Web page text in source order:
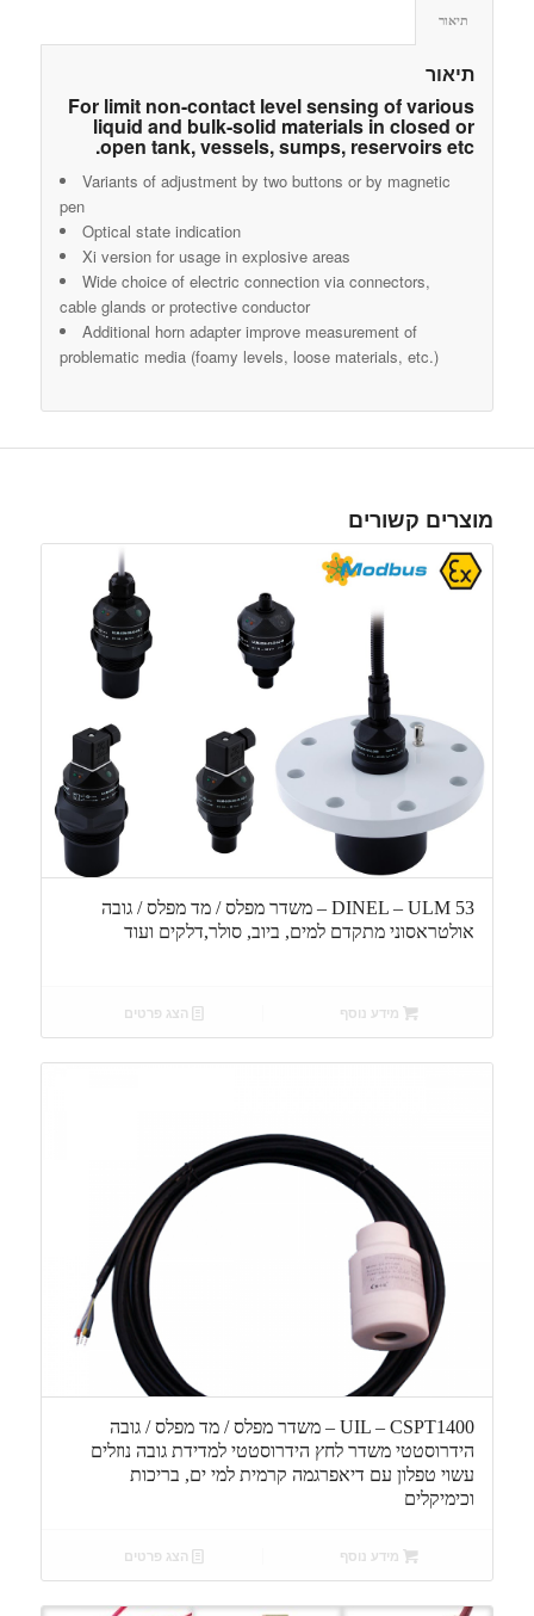
תיאור
תיאור
For limit non-contact level sensing of various
liquid and bulk-solid materials in closed or
open tank, vessels, sumps, reservoirs etc.
Variants of adjustment by two buttons or by magnetic
pen
Optical state indication
Xi version for usage in explosive areas
Wide choice of electric connection via connectors,
cable glands or protective conductor
Additional horn adapter improve measurement of
problematic media (foamy levels, loose materials, etc.)
מוצרים קשורים
DINEL – ULM 53 – משדר מפלס / מד מפלס / גובה
אולטראסוני מתקדם למים, ביוב, סולר,דלקים ועוד
מידע נוסף הצג פרטים
UIL – CSPT1400 – משדר מפלס / מד מפלס / גובה
הידרוסטטי משדר לחץ הידרוסטטי למדידת גובה נוזלים
עשוי טפלון עם דיאפרגמה קרמית למי ים, בריכות
וכימיקלים
מידע נוסף הצג פרטים